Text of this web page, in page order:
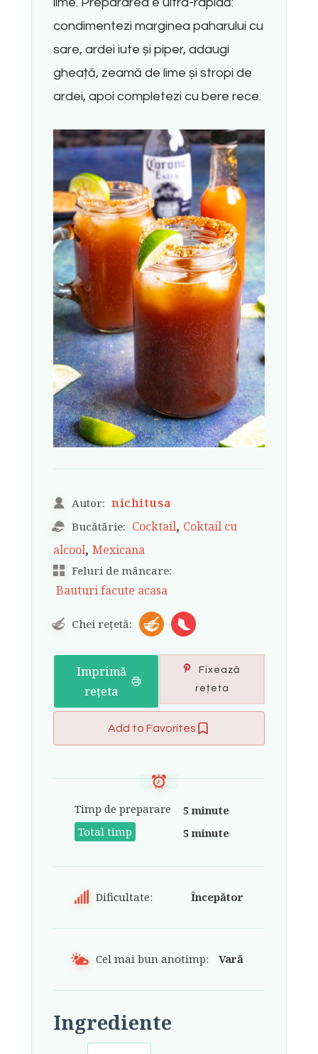
condimentezi marginea paharului cu
sare, ardei iute și piper, adaugi
gheață, zeamă de lime și stropi de
ardei, apoi completezi cu bere rece.
Autor: nichitusa
Bucătărie: Cocktail, Coktail cu
alcool, Mexicana
Feluri de mâncare:
Bauturi facute acasa
Chei rețetă:
Imprimă
rețeta
Fixează
rețeta
Add to Favorites
Timp de preparare
5 minute
Total timp
5 minute
Dificultate: Începător
Cel mai bun anotimp: Vară
Ingrediente